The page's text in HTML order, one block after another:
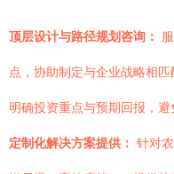
顶层设计与路径规划咨询：
点，协助制定与企业战略相
明确投资重点与预期回报，避
定制化解决方案提供： 针对